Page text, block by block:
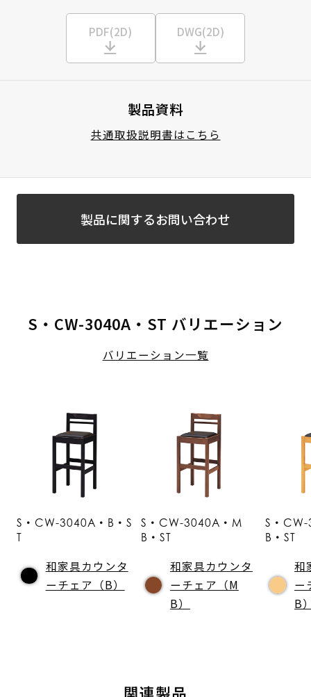
PDF(2D) DWG(2D)
製品資料
共通取扱説明書はこちら
製品に関するお問い合わせ
S・CW-3040A・ST バリエーション
バリエーション一覧
S・CW-3040A・B・S
T
和家具カウンタ
ーチェア（B）
S・CW-3040A・M
B・ST
和家具カウンタ
ーチェア（M
B）
S・
B・ST
和
ー
B
関連製品